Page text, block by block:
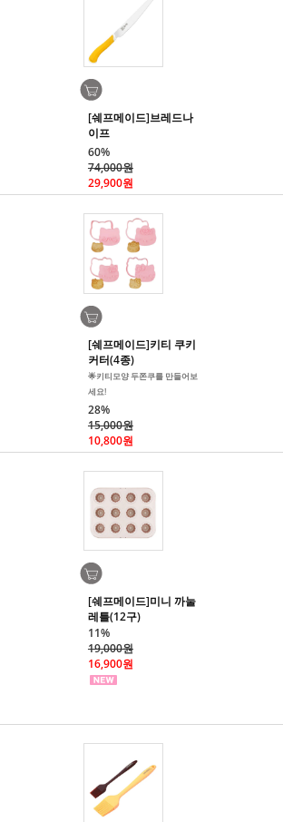
[쉐프메이드]브레드나
이프
60%
74,000원
29,900원
[쉐프메이드]키티 쿠키
커터(4종)
🌟키티모양 두쫀쿠를 만들어보
세요!
28%
15,000원
10,800원
[쉐프메이드]미니 까눌
레틀(12구)
11%
19,000원
16,900원